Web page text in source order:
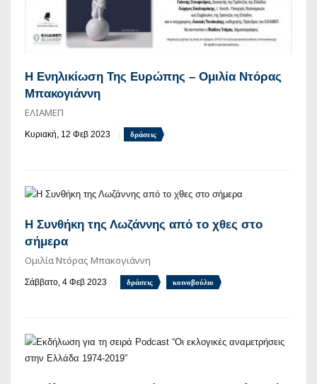
Η Ενηλικίωση Της Ευρώπης – Ομιλία Ντόρας
Μπακογιάννη
ΕΛΙΑΜΕΠ
Κυριακή, 12 Φεβ 2023 δράσεις
Η Συνθήκη της Λωζάννης από το χθες στο
σήμερα
Ομιλία Ντόρας Μπακογιάννη
Σάββατο, 4 Φεβ 2023 δράσεις κοινοβούλιο